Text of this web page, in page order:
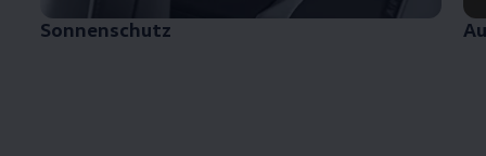
Sonnenschutz